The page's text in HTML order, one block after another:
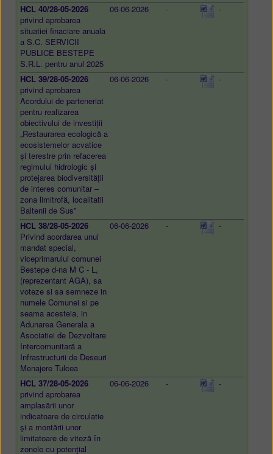
HCL 40/28-05-2026
privind aprobarea
situatiei finaciare anuala
a S.C. SERVICII
PUBLICE BESTEPE
S.R.L. pentru anul 2025
06-06-2026 - -
HCL 39/28-05-2026
privind aprobarea
Acordului de parteneriat
pentru realizarea
obiectivului de investiții
„Restaurarea ecologică a
ecosistemelor acvatice
și terestre prin refacerea
regimului hidrologic și
protejarea biodiversității
de interes comunitar –
zona limitrofă, localitatii
Baltenii de Sus”
06-06-2026 - -
HCL 38/28-05-2026
Privind acordarea unui
mandat special,
viceprimarului comunei
Bestepe d-na M C - L,
(reprezentant AGA), sa
voteze si sa semneze in
numele Comunei si pe
seama acesteia, in
Adunarea Generala a
Asociatiei de Dezvoltare
Intercomunitară a
Infrastructurii de Deseuri
Menajere Tulcea
06-06-2026 - -
HCL 37/28-05-2026
privind aprobarea
amplasării unor
indicatoare de circulatie
şi a montării unor
limitatoare de viteză în
zonele cu potenţial
06-06-2026 - -